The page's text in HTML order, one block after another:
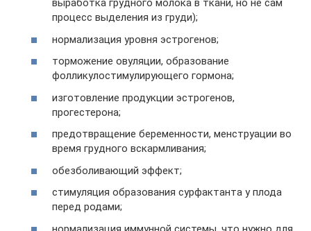
выработка грудного молока в ткани, но не сам
процесс выделения из груди);
нормализация уровня эстрогенов;
торможение овуляции, образование
фолликулостимулирующего гормона;
изготовление продукции эстрогенов,
прогестерона;
предотвращение беременности, менструации во
время грудного вскармливания;
обезболивающий эффект;
стимуляция образования сурфактанта у плода
перед родами;